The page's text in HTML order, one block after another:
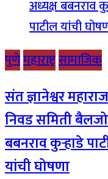
पुणेमहाराष्ट्रसामाजिक
संत ज्ञानेश्वर
निवड समिती
बबनराव कुऱ्हाडे
यांची घोषणा